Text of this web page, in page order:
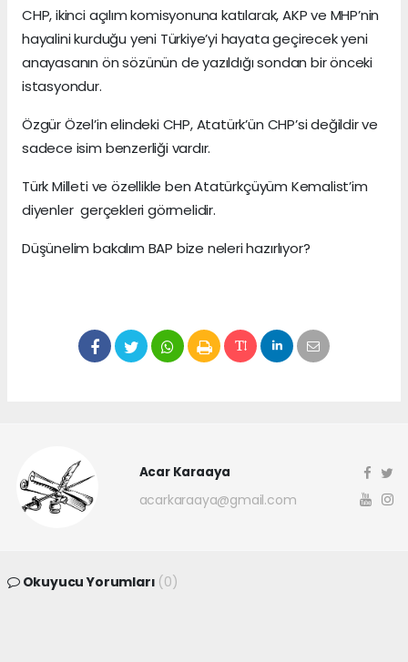
CHP, ikinci açılım komisyonuna katılarak, AKP ve MHP’nin
hayalini kurduğu yeni Türkiye’yi hayata geçirecek yeni
anayasanın ön sözünün de yazıldığı sondan bir önceki
istasyondur.
Özgür Özel’in elindeki CHP, Atatürk’ün CHP’si değildir ve
sadece isim benzerliği vardır.
Türk Milleti ve özellikle ben Atatürkçüyüm Kemalist’im
diyenler gerçekleri görmelidir.
Düşünelim bakalım BAP bize neleri hazırlıyor?
Acar Karaaya
acarkaraaya@gmail.com
Okuyucu Yorumları (0)